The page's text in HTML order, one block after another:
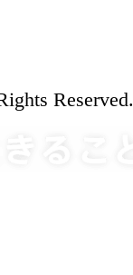
Reserved.